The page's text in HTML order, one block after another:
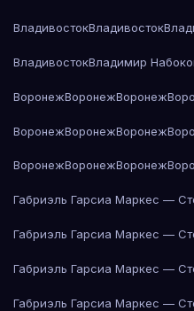
ВладивостокВладивосток
ВладивостокВладимир
ВоронежВоронежВоронеж
ВоронежВоронежВоронеж
ВоронежВоронежВоронеж
Габриэль Гарсиа Маркес —
Габриэль Гарсиа Маркес —
Габриэль Гарсиа Маркес —
Габриэль Гарсиа Маркес —